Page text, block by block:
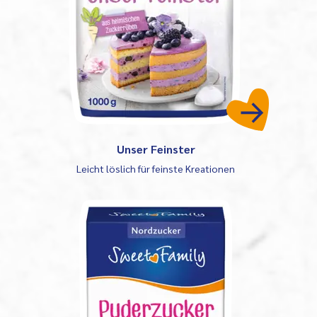
Unser Feinster
Leicht löslich für feinste Kreationen